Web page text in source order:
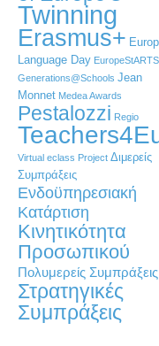
Twinning
Erasmus+
Language Day EuropeStARTS
Generations@Schools Jean
Monnet Medea Awards
Pestalozzi Regio
Virtual eclass Project Διμερείς
Συμπράξεις
Ενδοϋπηρεσιακή
Κατάρτιση
Κινητικότητα
Προσωπικού
Πολυμερείς Συμπράξεις
Στρατηγικές
Συμπράξεις